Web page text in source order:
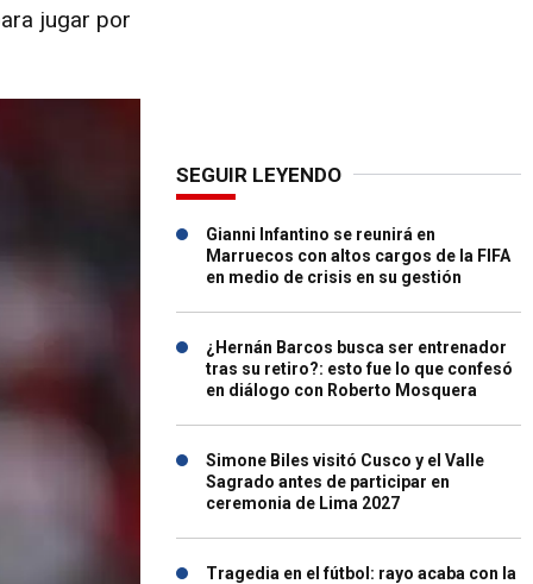
jugar por
SEGUIR LEYENDO
Gianni Infantino se reunirá en
Marruecos con altos cargos de la FIFA
en medio de crisis en su gestión
¿Hernán Barcos busca ser entrenador
tras su retiro?: esto fue lo que confesó
en diálogo con Roberto Mosquera
Simone Biles visitó Cusco y el Valle
Sagrado antes de participar en
ceremonia de Lima 2027
Tragedia en el fútbol: rayo acaba con la